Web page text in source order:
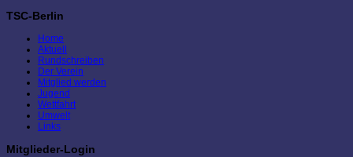
TSC-Berlin
Home
Aktuell
Rundschreiben
Der Verein
Mitglied werden
Jugend
Wettfahrt
Umwelt
Links
Mitglieder-Login